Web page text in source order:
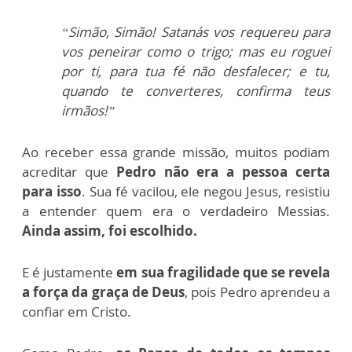
“Simão, Simão! Satanás vos requereu para
vos peneirar como o trigo; mas eu roguei
por ti, para tua fé não desfalecer; e tu,
quando te converteres, confirma teus
irmãos!”
Ao receber essa grande missão, muitos podiam
acreditar que Pedro não era a pessoa certa
para isso. Sua fé vacilou, ele negou Jesus, resistiu
a entender quem era o verdadeiro Messias.
Ainda assim, foi escolhido.
E é justamenteem sua fragilidade que se revela
a força da graça de Deus, pois Pedro aprendeu a
confiar em Cristo.